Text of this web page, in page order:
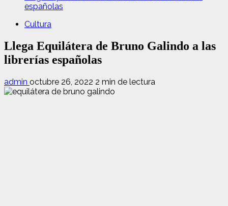
españolas
Cultura
Llega Equilátera de Bruno Galindo a las
librerías españolas
admin octubre 26, 2022 2 min de lectura